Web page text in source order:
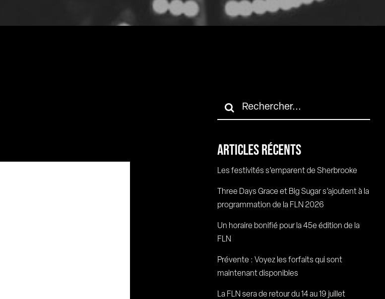
Rechercher:
ARTICLES RÉCENTS
Les festivités s’emparent de Sherbrooke
Three Days Grace et Big Sugar s’ajoutent à la
programmation de la FLN 2026
Un horaire bonifié pour la 45e édition de la
FLN
Prévente : Voyez les forfaits qui sont
maintenant disponibles
La FLN sera de retour du 14 au 19 juillet